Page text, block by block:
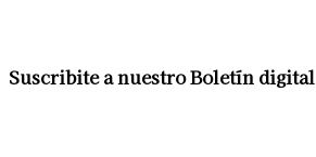
Suscribite a nuestro Boletín digital